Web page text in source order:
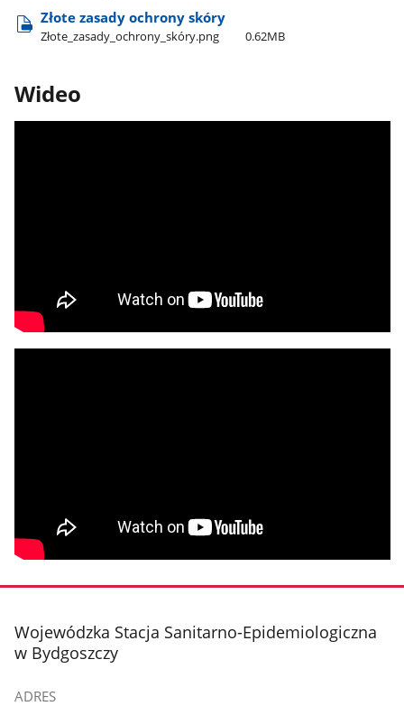
Złote zasady ochrony skóry
Złote​_zasady​_ochrony​_skóry.png 0.62MB
Wideo
stopka
Wojewódzka Stacja Sanitarno-Epidemiologiczna
w Bydgoszczy
ADRES